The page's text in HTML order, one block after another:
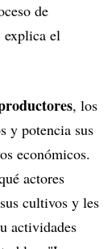
de
explica el
, los
y potencia sus
económicos.
actores
cultivos y les
actividades